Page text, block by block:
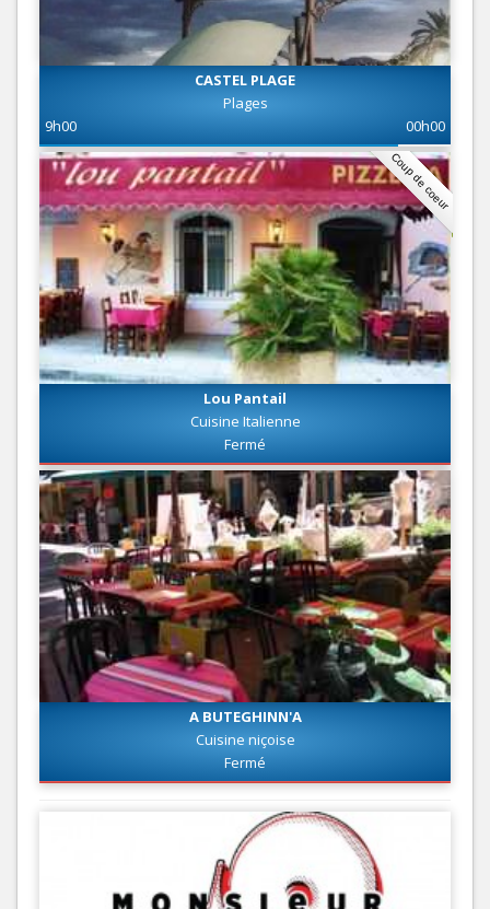
CASTEL PLAGE
Plages
9h00
00h00
Coup de coeur
Lou Pantail
Cuisine Italienne
Fermé
A BUTEGHINN'A
Cuisine niçoise
Fermé